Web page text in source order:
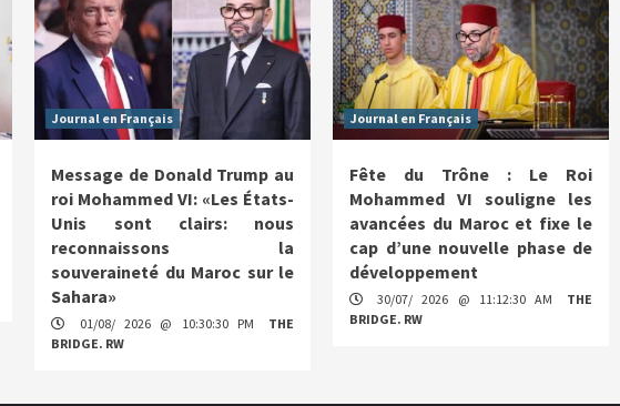
Journal en Français
Message de Donald Trump au
roi Mohammed VI: «Les États-
Unis sont clairs: nous
reconnaissons la
souveraineté du Maroc sur le
Sahara»
01/08/ 2026 @ 10:30:30 PM
THE
BRIDGE. RW
Journal en Français
Fête du Trône : Le Roi
Mohammed VI souligne les
avancées du Maroc et fixe le
cap d’une nouvelle phase de
développement
30/07/ 2026 @ 11:12:30 AM
THE
BRIDGE. RW